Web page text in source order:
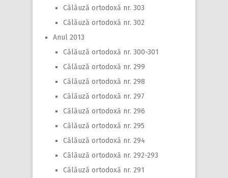
Călăuză ortodoxă nr. 303
Călăuză ortodoxă nr. 302
Anul 2013
Călăuză ortodoxă nr. 300-301
Călăuză ortodoxă nr. 299
Călăuză ortodoxă nr. 298
Călăuză ortodoxă nr. 297
Călăuză ortodoxă nr. 296
Călăuză ortodoxă nr. 295
Călăuză ortodoxă nr. 294
Călăuză ortodoxă nr. 292-293
Călăuză ortodoxă nr. 291